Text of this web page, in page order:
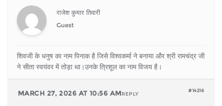
राजेश कुमार तिवारी
Guest
शिवजी के धनुष का नाम पिनाक है जिसे विश्वकर्मा ने बनाया और श्री रामचंद्र जी
ने सीता स्वयंवर में तोड़ा था।उनके त्रिशूल का नाम विजय है।
MARCH 27, 2026 AT 10:56 AM #14216
REPLY